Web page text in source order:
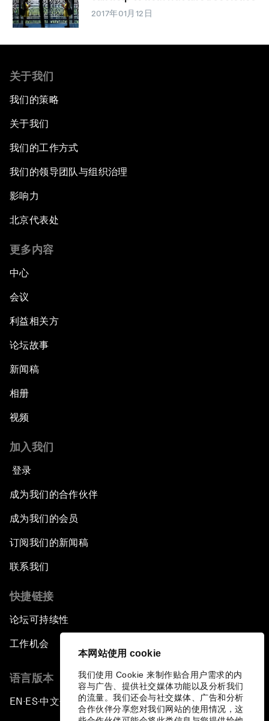
本网站使用 cookie
我们使用 Cookie 来制作贴合用户需求的内
容与广告、提供社交媒体功能以及分析我们
的流量。我们还会与社交媒体、广告和分析
合作伙伴分享您对我们网站的使用情况，这
2017年01月12日
关于我们
我们的策略
关于我们
我们的工作方式
我们的领导团队与组织治理
影响力
北京代表处
更多内容
中心
会议
利益相关方
论坛故事
新闻稿
相册
视频
加入我们
登录
成为我们的合作伙伴
成为我们的会员
订阅我们的新闻稿
联系我们
快捷链接
论坛可持续性
工作机会
语言版本
EN ▪ ES▪中文▪ 日本語